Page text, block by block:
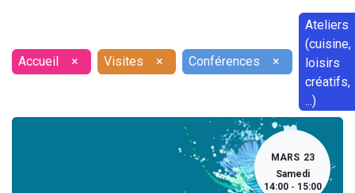
Accueil × Visites × Conférences ×
Ateliers
(cuisine,
loisirs
créatifs,
...)
MARS 23
Samedi
14:00 - 15:00